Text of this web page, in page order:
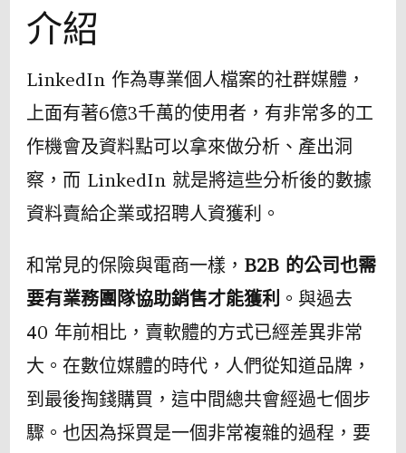
介紹
LinkedIn 作為專業個人檔案的社群媒體，
上面有著6億3千萬的使用者，有非常多的工
作機會及資料點可以拿來做分析、產出洞
察，而 LinkedIn 就是將這些分析後的數據
資料賣給企業或招聘人資獲利。
和常見的保險與電商一樣， B2B 的公司也需
要有業務團隊協助銷售才能獲利 。與過去
40 年前相比，賣軟體的方式已經差異非常
大。在數位媒體的時代，人們從知道品牌，
到最後掏錢購買，這中間總共會經過七個步
驟。也因為採買是一個非常複雜的過程，要